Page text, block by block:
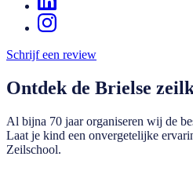
Schrijf een review
Ontdek de Brielse
Al bijna 70 jaar organiseren wij de
Laat je kind een onvergetelijke
Zeilschool.